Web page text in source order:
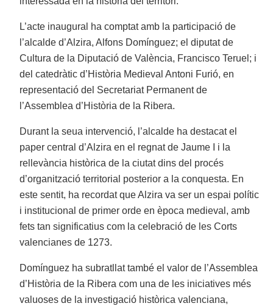
L’acte inaugural ha comptat amb la participació de
l’alcalde d’Alzira, Alfons Domínguez; el diputat de
Cultura de la Diputació de València, Francisco Teruel; i
del catedràtic d’Història Medieval Antoni Furió, en
representació del Secretariat Permanent de
l’Assemblea d’Història de la Ribera.
Durant la seua intervenció, l’alcalde ha destacat el
paper central d’Alzira en el regnat de Jaume I i la
rellevància històrica de la ciutat dins del procés
d’organització territorial posterior a la conquesta. En
este sentit, ha recordat que Alzira va ser un espai polític
i institucional de primer orde en època medieval, amb
fets tan significatius com la celebració de les Corts
valencianes de 1273.
Domínguez ha subratllat també el valor de l’Assemblea
d’Història de la Ribera com una de les iniciatives més
valuoses de la investigació històrica valenciana,